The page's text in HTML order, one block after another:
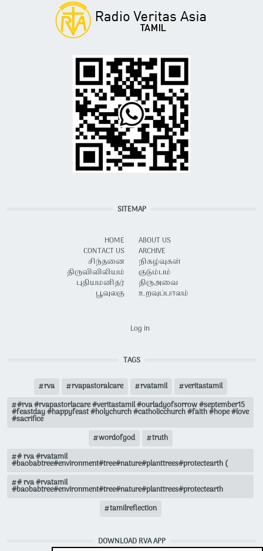
SITEMAP
HOME
CONTACT US
சிந்தனை
திருவிவிலியம்
புதியமனிதர்
பூவுலகு
ABOUT US
ARCHIVE
நிகழ்வுகள்
குடும்பம்
திருஅவை
உறவுப்பாலம்
Log in
TAGS
rva rvapastoralcare rvatamil
veritastamil
#rva #rvapastorlacare #veritastamil #ourladyofsorrow #september15
#feastday #happyfeast #holychurch #catholicchurch #faith #hope #love
#sacrifice
wordofgod
truth
# rva #rvatamil
#baobabtree#environment#tree#nature#planttrees#protectearth (
# rva #rvatamil
#baobabtree#environment#tree#nature#planttrees#protectearth
tamilreflection
DOWNLOAD RVA APP